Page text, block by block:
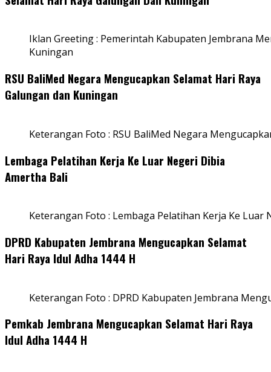
Iklan Greeting : Pemerintah Kabupaten Jembrana
Kuningan
RSU BaliMed Negara Mengucapkan Selamat Hari Raya
Galungan dan Kuningan
Keterangan Foto : RSU BaliMed Negara
Lembaga Pelatihan Kerja Ke Luar Negeri Dibia
Amertha Bali
Keterangan Foto : Lembaga Pelatihan Kerja Ke Luar
DPRD Kabupaten Jembrana Mengucapkan Selamat
Hari Raya Idul Adha 1444 H
Keterangan Foto : DPRD Kabupaten Jembrana
Pemkab Jembrana Mengucapkan Selamat Hari Raya
Idul Adha 1444 H